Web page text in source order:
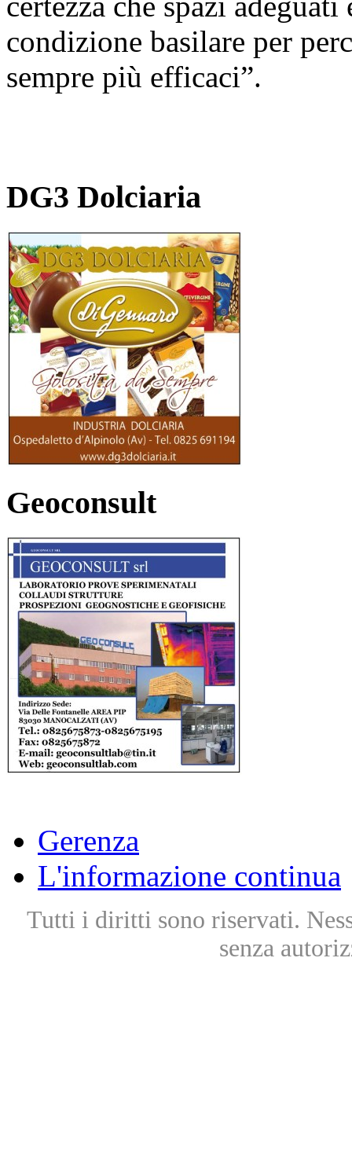
condizione basilare per
sempre più efficaci”.
DG3 Dolciaria
Geoconsult
Gerenza
L'informazione continua
Tutti i diritti sono riservati.
senza